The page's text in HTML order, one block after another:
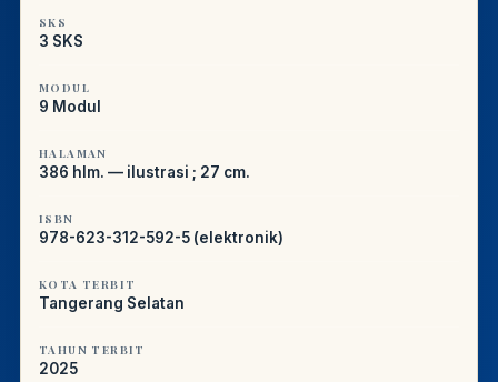
SKS
3 SKS
MODUL
9 Modul
HALAMAN
386 hlm. — ilustrasi ; 27 cm.
ISBN
978-623-312-592-5 (elektronik)
KOTA TERBIT
Tangerang Selatan
TAHUN TERBIT
2025